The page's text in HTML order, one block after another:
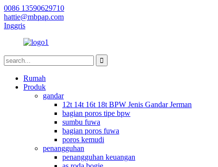
0086 13590629710
hattie@mbpap.com
Inggris
Rumah
Produk
gandar
12t 14t 16t 18t BPW Jenis Gandar Jerman
bagian poros tipe bpw
sumbu fuwa
bagian poros fuwa
poros kemudi
penangguhan
penangguhan keuangan